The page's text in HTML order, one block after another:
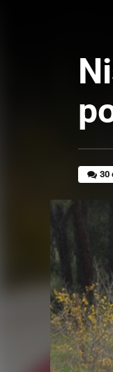
30